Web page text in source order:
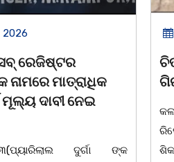
2026
ଜବତ ତିନି ଯୁବକ
ଚାଲାଣ
ଦୁର୍ଗା ଙ୍କ
ଚାଲୁଥିବା ସମ୍ପର୍କରେ